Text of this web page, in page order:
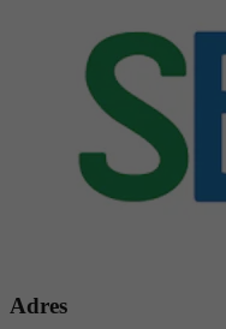
Adres